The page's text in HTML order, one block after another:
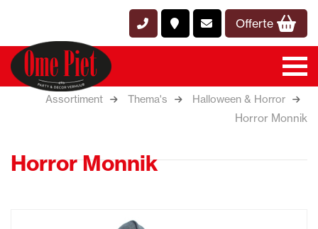
Offerte
Assortiment Thema's Halloween & Horror
Horror Monnik
Horror Monnik